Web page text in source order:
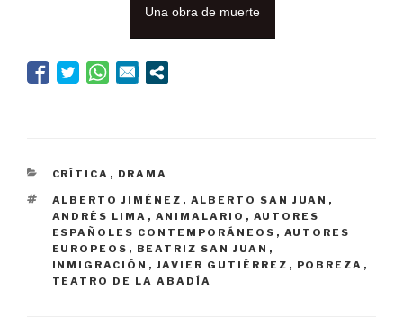
Una obra de muerte
CATEGORÍAS
CRÍTICA , DRAMA
ETIQUETAS
ALBERTO JIMÉNEZ , ALBERTO SAN JUAN ,
ANDRÉS LIMA , ANIMALARIO , AUTORES
ESPAÑOLES CONTEMPORÁNEOS , AUTORES
EUROPEOS , BEATRIZ SAN JUAN ,
INMIGRACIÓN , JAVIER GUTIÉRREZ , POBREZA ,
TEATRO DE LA ABADÍA